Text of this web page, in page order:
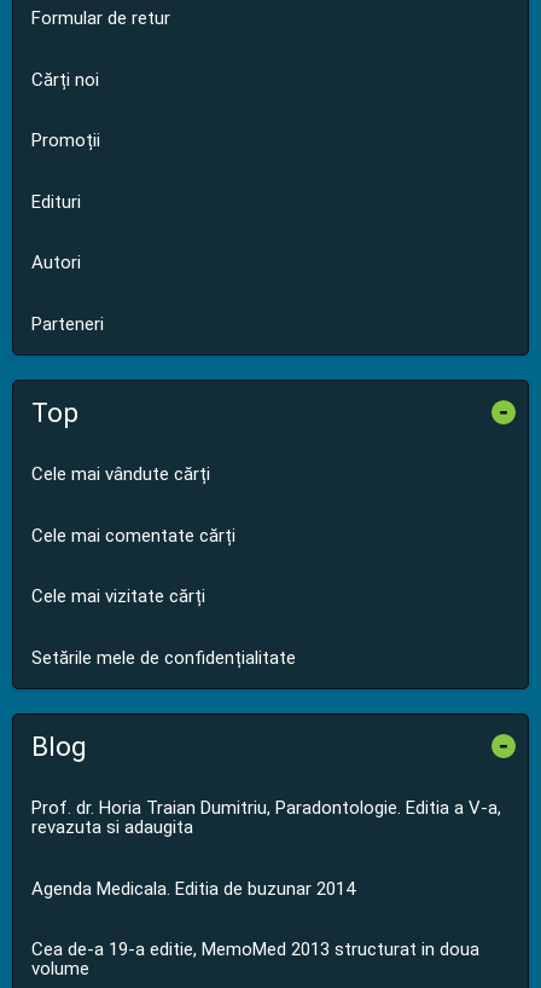
Formular de retur
Cărți noi
Promoții
Edituri
Autori
Parteneri
Top -
Cele mai vândute cărți
Cele mai comentate cărți
Cele mai vizitate cărți
Setările mele de confidențialitate
Blog -
Prof. dr. Horia Traian Dumitriu, Paradontologie. Editia a V-a,
revazuta si adaugita
Agenda Medicala. Editia de buzunar 2014
Cea de-a 19-a editie, MemoMed 2013 structurat in doua
volume